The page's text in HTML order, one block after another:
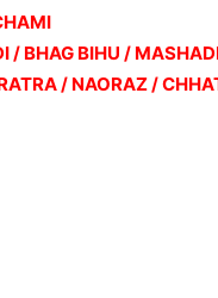
/ BHAG BIHU /
/ NAORAZ /